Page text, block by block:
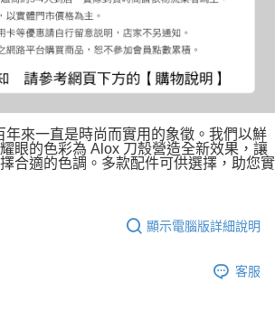
年來一直是時尚而實用的象徵。我們以鮮
眼的色彩為 Alox 刀殼營造全新效果，讓
合適的色調。多款配件可供選擇，助您實
顯示電腦版詳細說明
客服